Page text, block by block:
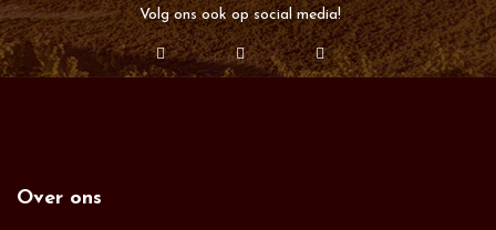
Volg ons ook op social media!
Over ons